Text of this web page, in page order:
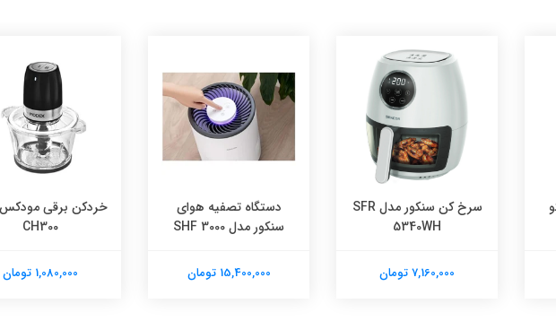
سرخ کن سنکور مدل SFR
5340WH
7,160,000 تومان
دستگاه تصفیه هوای
سنکور مدل SHF 3000
15,400,000 تومان
خردکن برقی
CH300
1,080,000 تومان